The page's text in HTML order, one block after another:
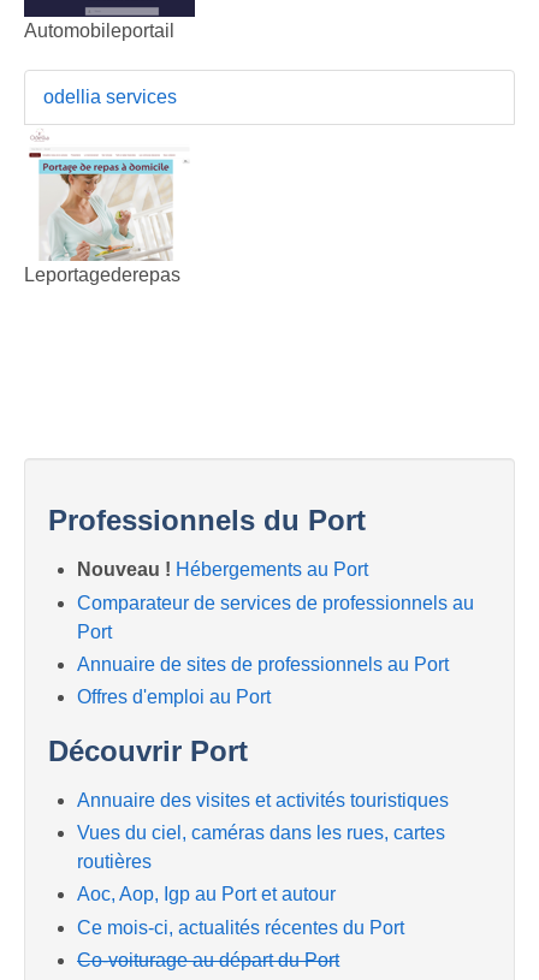
Automobileportail
odellia services
Leportagederepas
Professionnels du Port
Nouveau ! Hébergements au Port
Comparateur de services de professionnels au
Port
Annuaire de sites de professionnels au Port
Offres d'emploi au Port
Découvrir Port
Annuaire des visites et activités touristiques
Vues du ciel, caméras dans les rues, cartes
routières
Aoc, Aop, Igp au Port et autour
Ce mois-ci, actualités récentes du Port
Co-voiturage au départ du Port